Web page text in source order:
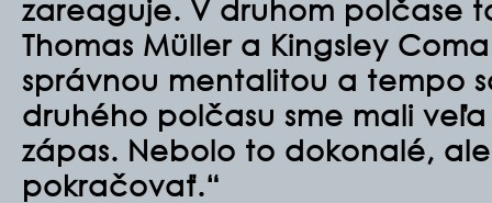
zareaguje. V druhom polčase
Thomas Müller a Kingsley
správnou mentalitou a tempo
druhého polčasu sme mali
zápas. Nebolo to dokonalé,
pokračovať.“